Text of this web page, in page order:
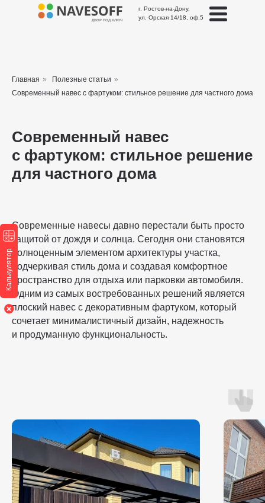
г. Ростов-на-Дону,
ул. Орская 14/18, оф.5
ДВОР ПОД КЛЮЧ
Главная » Полезные статьи »
Современный навес с фартуком: стильное решение для частного дома
Современный навес
с фартуком: стильное решение
для частного дома
Современные навесы давно перестали быть просто
защитой от дождя и солнца. Сегодня они становятся
полноценным элементом архитектуры участка,
подчеркивая стиль дома и создавая комфортное
пространство для отдыха или парковки автомобиля.
Одним из самых востребованных решений является
плоский навес с декоративным фартуком, который
сочетает минималистичный дизайн, надежность
и продуманную функциональность.
Калькулятор